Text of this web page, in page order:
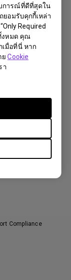
การณ์ที่ดีที่สุดใน
ยอมรับคุกกี้เหล่า
Required
งหมด คุณ
มื่อที่นี่ หาก
ยCookie
า
Compliance